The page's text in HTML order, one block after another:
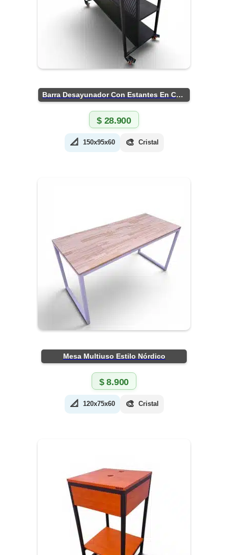
Barra Desayunador Con Estantes En Chapa
$28.900
📐 150x95x60 🎨 Cristal
Mesa Multiuso Estilo Nórdico
$8.900
📐 120x75x60 🎨 Cristal